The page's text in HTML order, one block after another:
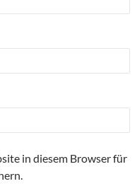
in diesem Browser für